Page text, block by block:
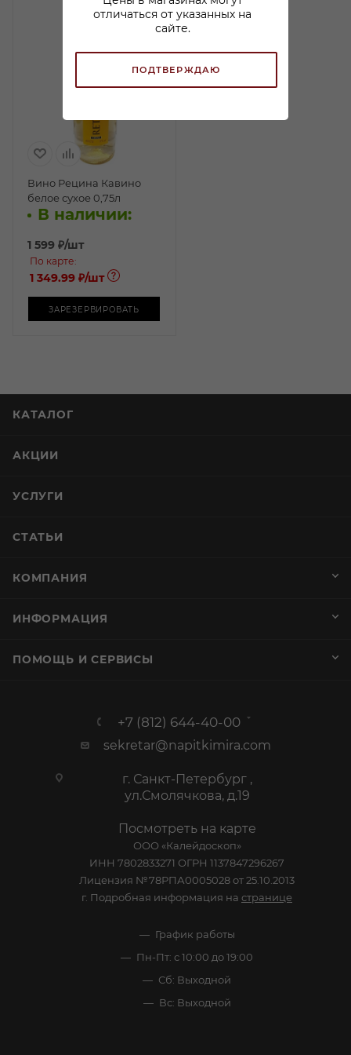
отличаться от указанных на
сайте.
ПОДТВЕРЖДАЮ
Вино Рецина Кавино
белое сухое 0,75л
В наличии:
1 599 ₽/шт
По карте:
1 349.99 ₽/шт
ЗАРЕЗЕРВИРОВАТЬ
КАТАЛОГ
АКЦИИ
УСЛУГИ
СТАТЬИ
КОМПАНИЯ
ИНФОРМАЦИЯ
ПОМОЩЬ И СЕРВИСЫ
+7 (812) 644-40-00
sekretar@napitkimira.com
г. Санкт-Петербург ,
ул.Смолячкова, д.19
Посмотреть на карте
ООО «Калейдоскоп»
ИНН 7802833271 ОГРН 1137847296267
Лицензия №78РПА0005028 от 25.10.2013
г. Подробная информация на странице
График работы
Пн-Пт: с 10:00 до 19:00
Сб: Выходной
Вс: Выходной